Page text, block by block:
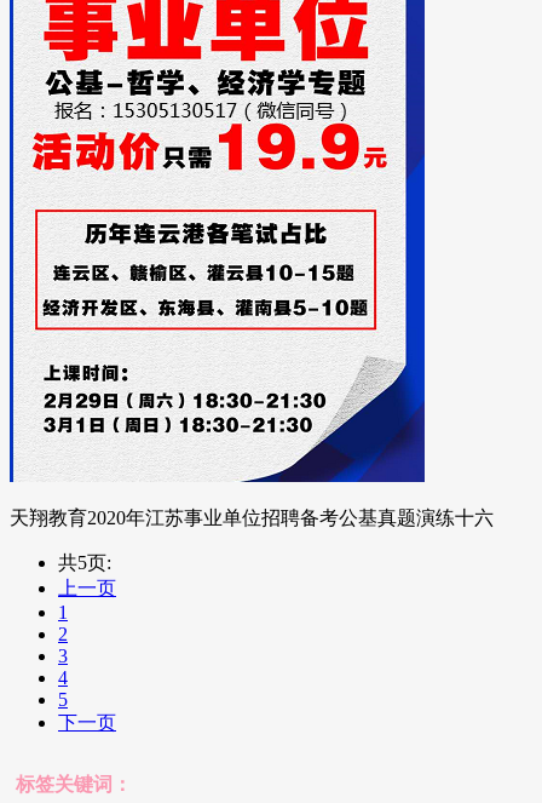
天翔教育2020年江苏事业单位招聘备考公基真题演练十六
共5页:
上一页
1
2
3
4
5
下一页
标签关键词：